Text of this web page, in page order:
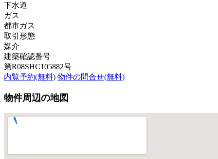
下水道
ガス
都市ガス
取引形態
媒介
建築確認番号
第R08SHC105882号
内覧予約(無料) 物件の問合せ(無料)
物件周辺の地図